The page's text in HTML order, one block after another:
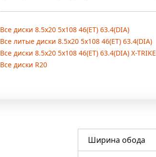
Все диски 8.5x20 5x108 46(ET) 63.4(DIA)
Все литые диски 8.5x20 5x108 46(ET) 63.4(DIA)
Все диски 8.5x20 5x108 46(ET) 63.4(DIA) X-TRIKE
Все диски R20
Ширина обода